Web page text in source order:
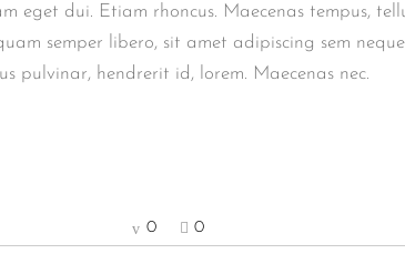
eget dui. Etiam rhoncus. Maecenas tempus,
semper libero, sit amet adipiscing sem
pulvinar, hendrerit id, lorem. Maecenas nec.
0 0